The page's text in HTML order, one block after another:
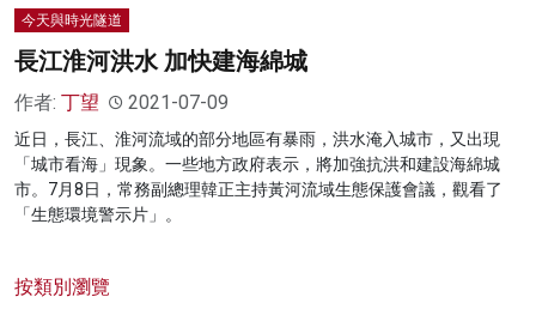
今天與時光隧道
長江淮河洪水 加快建海綿城
作者: 丁望 2021-07-09
近日，長江、淮河流域的部分地區有暴雨，洪水淹入城市，又出現
「城市看海」現象。一些地方政府表示，將加強抗洪和建設海綿城
市。7月8日，常務副總理韓正主持黃河流域生態保護會議，觀看了
「生態環境警示片」。
按類別瀏覽